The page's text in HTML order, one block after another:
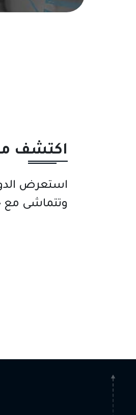
اكتشف
استعرض
وتتماشى